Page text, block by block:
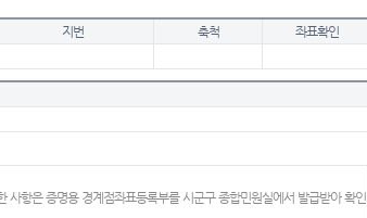
지번 축척 좌표확인
항은 증명용 경계점좌표등록부를 시군구 종합민원실에서 발급받아 확인